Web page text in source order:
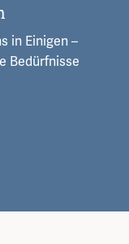
in Einigen –
Bedürfnisse